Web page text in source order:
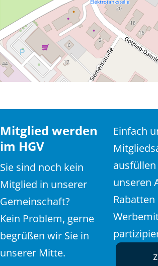
Mitglied werden
im HGV
Sie sind noch kein
Mitglied in unserer
Gemeinschaft?
Kein Problem, gerne
begrüßen wir Sie in
unserer Mitte.
Einfach
unseren